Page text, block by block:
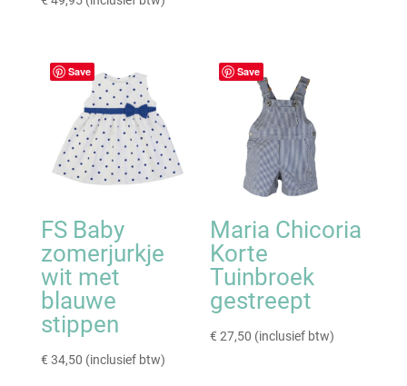
Save
FS Baby
zomerjurkje
wit met
blauwe
stippen
€ 34,50 (inclusief btw)
Save
Maria Chicoria
Korte
Tuinbroek
gestreept
€ 27,50 (inclusief btw)